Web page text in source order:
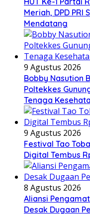
Meriah, DPD PRI
Mendatang
9 Agustus 2026
Bobby Nasution
Poltekkes
Tenaga
9 Agustus 2026
Festival Tao
Digital Tembus
8 Agustus 2026
Aliansi
Desak Dugaan